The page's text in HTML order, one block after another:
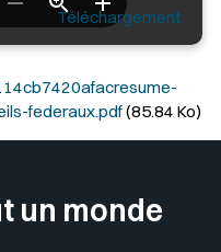
Téléchargement
federaux.pdf(85.84 Ko)
un monde